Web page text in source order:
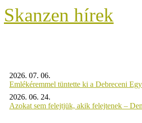
Skanzen hírek
2026. 07. 06.
Emlékéremmel tüntette ki a Debreceni
2026. 06. 24.
Azokat sem felejtjük, akik felejtenek –